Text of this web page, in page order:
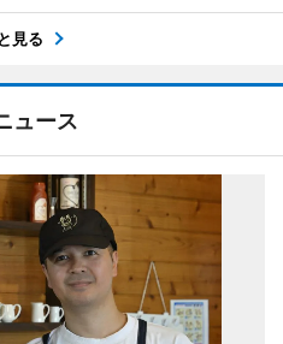
見る
ュース